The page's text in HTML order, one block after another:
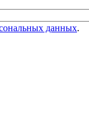
данных.